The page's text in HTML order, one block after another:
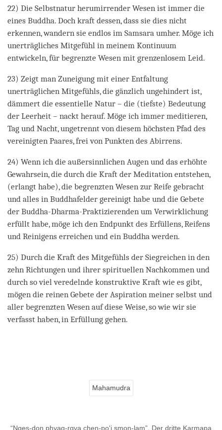
22) Die Selbstnatur herumirrender Wesen ist immer die
eines Buddha. Doch kraft dessen, dass sie dies nicht
erkennen, wandern sie endlos im Samsara umher. Möge ich
unerträgliches Mitgefühl in meinem Kontinuum
entwickeln, für begrenzte Wesen mit grenzenlosem Leid.
23) Zeigt man Zuneigung mit einer Entfaltung
unerträglichen Mitgefühls, die gänzlich ungehindert ist,
dämmert die essentielle Natur – die (tiefste) Bedeutung
der Leerheit – nackt herauf. Möge ich immer meditieren,
Tag und Nacht, ungetrennt von diesem höchsten Pfad des
vereinigten Paares, frei von Punkten des Abirrens.
24) Wenn ich die außersinnlichen Augen und das erhöhte
Gewahrsein, die durch die Kraft der Meditation entstehen,
(erlangt habe), die begrenzten Wesen zur Reife gebracht
und alles in Buddhafelder gereinigt habe und die Gebete
der Buddha-Dharma-Praktizierenden um Verwirklichung
erfüllt habe, möge ich den Endpunkt des Erfüllens, Reifens
und Reinigens erreichen und ein Buddha werden.
25) Durch die Kraft des Mitgefühls der Siegreichen in den
zehn Richtungen und ihrer spirituellen Nachkommen und
durch so viel veredelnde konstruktive Kraft wie es gibt,
mögen die reinen Gebete der Aspiration meiner selbst und
aller begrenzten Wesen auf diese Weise, so wie wir sie
verfasst haben, in Erfüllung gehen.
Mahamudra
“Nges-don phyag-rgya chen-po'i smon-lam”, Der dritte Karmapa